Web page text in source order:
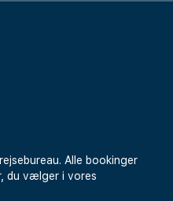
Alle bookinger
du vælger i vores